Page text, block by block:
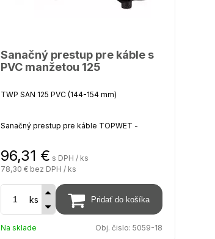
Sanačný prestup pre káble s
PVC manžetou 125
TWP SAN 125 PVC (144-154 mm)
Sanačný prestup pre káble TOPWET -
izoláciu 200 mm, na objednávku možnosť
predĺženia až do 2000 mm
96,31 € s DPH / ks
78,30 € bez DPH / ks
ks
Na sklade Obj. čislo: 5059-18